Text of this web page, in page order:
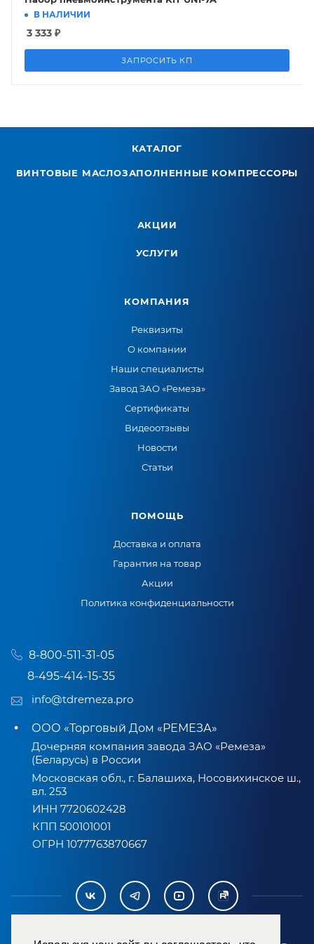
В НАЛИЧИИ
3 333 ₽
ЗАПРОСИТЬ КП
КАТАЛОГ
ВИНТОВЫЕ МАСЛОЗАПОЛНЕННЫЕ КОМПРЕССОРЫ
АКЦИИ
УСЛУГИ
КОМПАНИЯ
Реквизиты
О компании
Наши специалисты
Завод ЗАО «Ремеза»
Сертификаты
Видеоотзывы
Новости
Статьи
ПОМОЩЬ
Доставка и оплата
Гарантия на товар
Акции
Политика конфиденциальности
8-800-511-31-05
8-495-414-15-35
info@tdremeza.pro
ООО «Торговый Дом «РЕМЕЗА»
Дочерняя компания завода ЗАО «Ремеза»
(Беларусь) в России
Московская обл., г. Балашиха, Носовихинское ш.,
вл. 253
ИНН 7720602428
КПП 500101001
ОГРН 1077763870667